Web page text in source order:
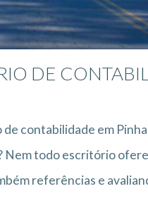
DE
contabilidade em
todo escritório
referências e